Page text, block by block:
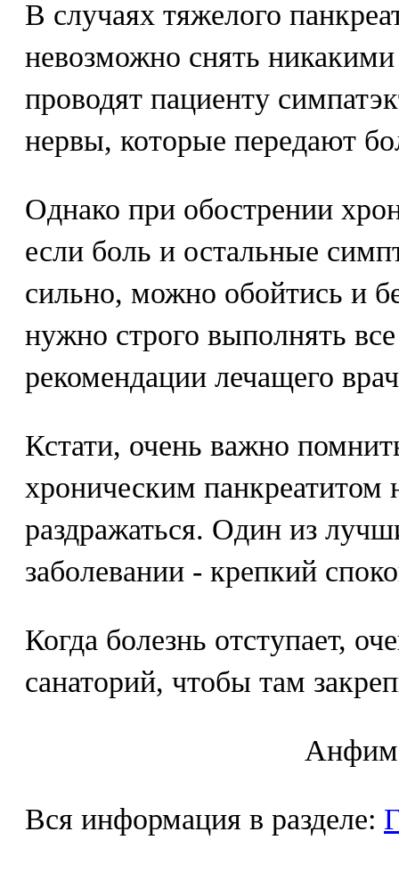
В случаях тяжелого
невозможно снять
проводят пациенту
нервы, которые передают
Однако при обострении
если боль и остальные
сильно, можно обойтись и
нужно строго выполнять
рекомендации лечащего
Кстати, очень важно
хроническим панкреатитом
раздражаться. Один из
заболевании - крепкий
Когда болезнь отступает,
санаторий, чтобы там
Вся информация в разделе: